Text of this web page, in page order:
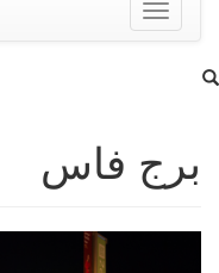
Toggle
navigation
برج فاس